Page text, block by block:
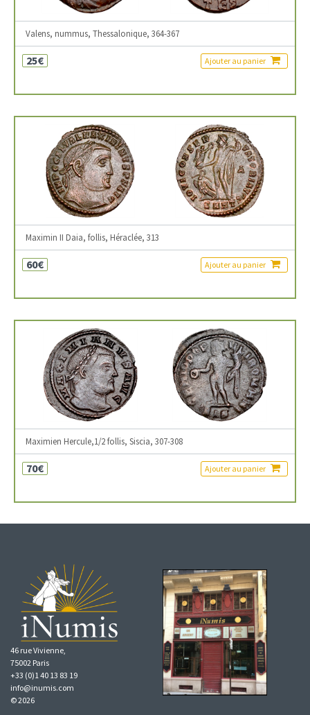
Valens, nummus, Thessalonique, 364-367
25€ Ajouter au panier
Maximin II Daia, follis, Héraclée, 313
60€ Ajouter au panier
Maximien Hercule,1/2 follis, Siscia, 307-308
70€ Ajouter au panier
46 rue Vivienne,
75002 Paris
+33 (0)1 40 13 83 19
info@inumis.com
© 2026